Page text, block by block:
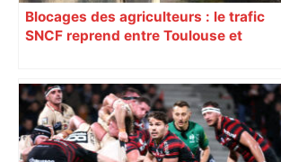
Blocages des agriculteurs : le trafic
SNCF reprend entre Toulouse et